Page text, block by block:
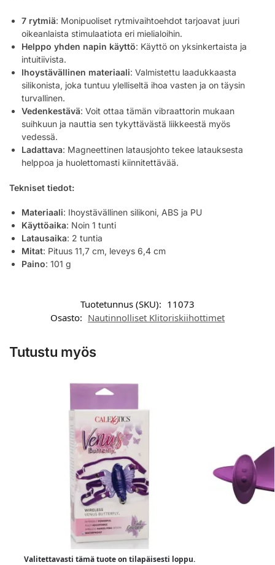
7 rytmiä: Monipuoliset rytmivaihtoehdot tarjoavat juuri
oikeanlaista stimulaatiota eri mielialoihin.
Helppo yhden napin käyttö: Käyttö on yksinkertaista ja
intuitiivista.
Ihoystävällinen materiaali: Valmistettu laadukkaasta
silikonista, joka tuntuu ylelliseltä ihoa vasten ja on täysin
turvallinen.
Vedenkestävä: Voit ottaa tämän vibraattorin mukaan
suihkuun ja nauttia sen tykyttävästä liikkeestä myös
vedessä.
Ladattava: Magneettinen latausjohto tekee latauksesta
helppoa ja huolettomasti kiinnitettävää.
Tekniset tiedot:
Materiaali: Ihoystävällinen silikoni, ABS ja PU
Käyttöaika: Noin 1 tunti
Latausaika: 2 tuntia
Mitat: Pituus 11,7 cm, leveys 6,4 cm
Paino: 101 g
Tuotetunnus (SKU): 11073
Osasto: Nautinnolliset Klitoriskiihottimet
Tutustu myös
Valitettavasti tämä tuote on tilapäisesti loppu.